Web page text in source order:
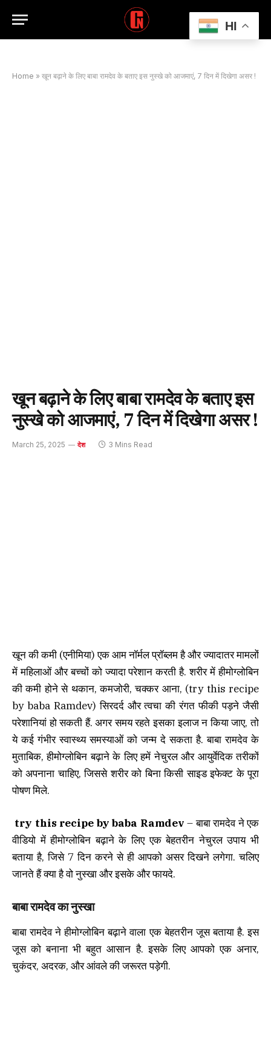
Home » खून बढ़ाने के लिए बाबा रामदेव के बताए इस नुस्खे को आजमाएं, 7 दिन में दिखेगा असर !
खून बढ़ाने के लिए बाबा रामदेव के बताए इस
नुस्खे को आजमाएं, 7 दिन में दिखेगा असर !
March 25, 2025 देश 3 Mins Read
खून की कमी (एनीमिया) एक आम नॉर्मल प्रॉब्लम है और ज्यादातर मामलों
में महिलाओं और बच्चों को ज्यादा परेशान करती है. शरीर में हीमोग्लोबिन
की कमी होने से थकान, कमजोरी, चक्कर आना, (try this recipe
by baba Ramdev) सिरदर्द और त्वचा की रंगत फीकी पड़ने जैसी
परेशानियां हो सकती हैं. अगर समय रहते इसका इलाज न किया जाए, तो
ये कई गंभीर स्वास्थ्य समस्याओं को जन्म दे सकता है. बाबा रामदेव के
मुताबिक, हीमोग्लोबिन बढ़ाने के लिए हमें नेचुरल और आयुर्वेदिक तरीकों
को अपनाना चाहिए, जिससे शरीर को बिना किसी साइड इफेक्ट के पूरा
पोषण मिले.
try this recipe by baba Ramdev – बाबा रामदेव ने एक
वीडियो में हीमोग्लोबिन बढ़ाने के लिए एक बेहतरीन नेचुरल उपाय भी
बताया है, जिसे 7 दिन करने से ही आपको असर दिखने लगेगा. चलिए
जानते हैं क्या है वो नुस्खा और इसके और फायदे.
बाबा रामदेव का नुस्खा
बाबा रामदेव ने हीमोग्लोबिन बढ़ाने वाला एक बेहतरीन जूस बताया है. इस
जूस को बनाना भी बहुत आसान है. इसके लिए आपको एक अनार,
चुकंदर, अदरक, और आंवले की जरूरत पड़ेगी.
HI